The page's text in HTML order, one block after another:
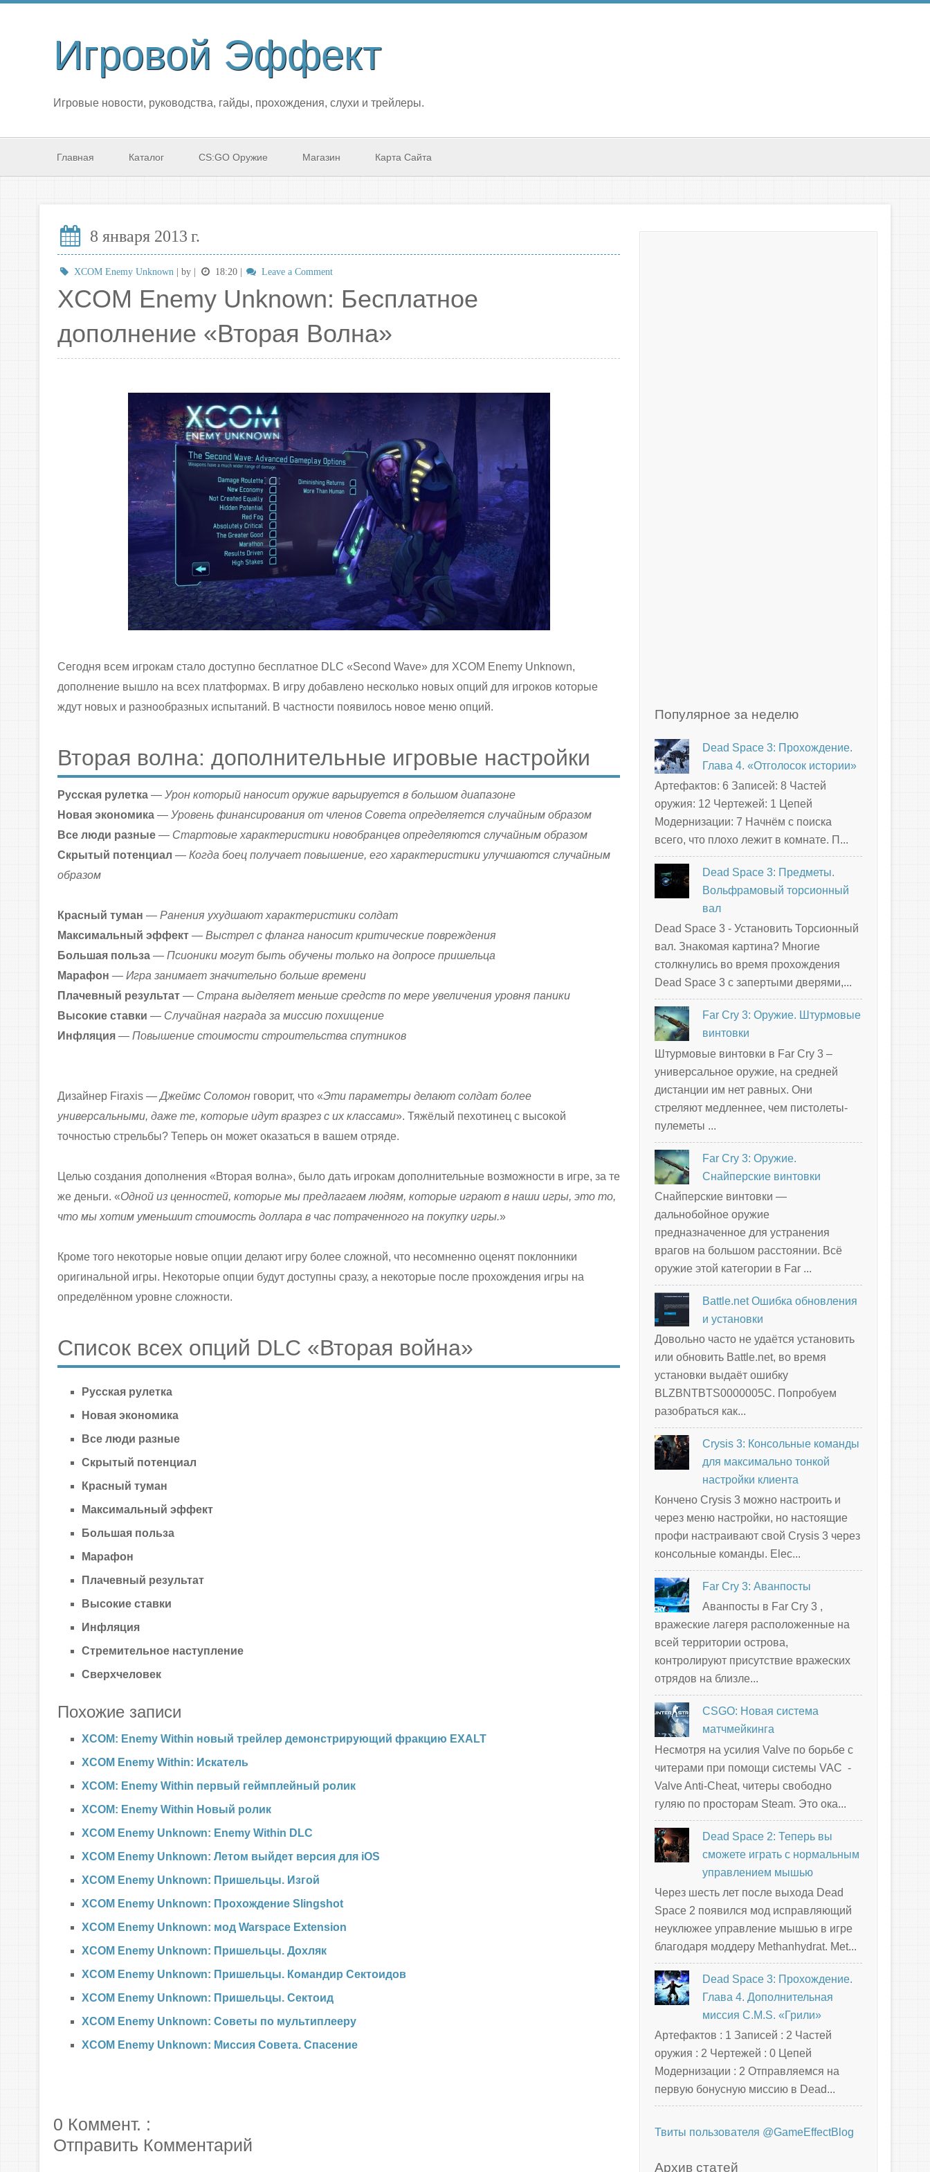
Игровой Эффект
Игровые новости, руководства, гайды, прохождения, слухи и трейлеры.
Главная Каталог CS:GO Оружие Магазин Карта Сайта
8 января 2013 г.
XCOM Enemy Unknown | by 18:20 Leave a Comment
XCOM Enemy Unknown: Бесплатное
дополнение «Вторая Волна»
Сегодня всем игрокам стало доступно бесплатное DLC «Second Wave» для XCOM Enemy Unknown,
дополнение вышло на всех платформах. В игру добавлено несколько новых опций для игроков которые
ждут новых и разнообразных испытаний. В частности появилось новое меню опций.
Вторая волна: дополнительные игровые настройки
Русская рулетка — Урон который наносит оружие варьируется в большом диапазоне
Новая экономика— Уровень финансирования от членов Совета определяется случайным образом
Все люди разные— Стартовые характеристики новобранцев определяются случайным образом
Скрытый потенциал — Когда боец получает повышение, его характеристики улучшаются случайным
образом
Красный туман — Ранения ухудшают характеристики солдат
Максимальный эффект— Выстрел с фланга наносит критические повреждения
Большая польза— Псионики могут быть обучены только на допросе пришельца
Марафон — Игра занимает значительно больше времени
Плачевный результат— Страна выделяет меньше средств по мере увеличения уровня паники
Высокие ставки — Случайная награда за миссию похищение
Инфляция— Повышение стоимости строительства спутников
Дизайнер Firaxis —Джеймс Соломонговорит, что «Эти параметры делают солдат более
универсальными, даже те, которые идут вразрез с их классами». Тяжёлый пехотинец с высокой
точностью стрельбы? Теперь он может оказаться в вашем отряде.
Целью создания дополнения «Вторая волна», было дать игрокам дополнительные возможности в игре, за те
же деньги. «Одной из ценностей, которые мы предлагаем людям, которые играют в наши игры, это то,
что мы хотим уменьшит стоимость доллара в час потраченного на покупку игры.»
Кроме того некоторые новые опции делают игру более сложной, что несомненно оценят поклонники
оригинальной игры. Некоторые опции будут доступны сразу, а некоторые после прохождения игры на
определённом уровне сложности.
Список всех опций DLC «Вторая война»
Русская рулетка
Новая экономика
Все люди разные
Скрытый потенциал
Красный туман
Максимальный эффект
Большая польза
Марафон
Плачевный результат
Высокие ставки
Инфляция
Стремительное наступление
Сверхчеловек
Похожие записи
XCOM: Enemy Within новый трейлер демонстрирующий фракцию EXALT
XCOM Enemy Within: Искатель
XCOM: Enemy Within первый геймплейный ролик
XCOM: Enemy Within Новый ролик
XCOM Enemy Unknown: Enemy Within DLC
XCOM Enemy Unknown: Летом выйдет версия для iOS
XCOM Enemy Unknown: Пришельцы. Изгой
XCOM Enemy Unknown: Прохождение Slingshot
XCOM Enemy Unknown: мод Warspace Extension
XCOM Enemy Unknown: Пришельцы. Дохляк
XCOM Enemy Unknown: Пришельцы. Командир Сектоидов
XCOM Enemy Unknown: Пришельцы. Сектоид
XCOM Enemy Unknown: Советы по мультиплееру
XCOM Enemy Unknown: Миссия Совета. Спасение
0 Коммент. :
Отправить Комментарий
Популярное за неделю
Dead Space 3: Прохождение.
Глава 4. «Отголосок истории»
Артефактов: 6 Записей: 8 Частей
оружия: 12 Чертежей: 1 Цепей
Модернизации: 7 Начнём с поиска
всего, что плохо лежит в комнате. П...
Dead Space 3: Предметы.
Вольфрамовый торсионный
вал
Dead Space 3 - Установить Торсионный
вал. Знакомая картина? Многие
столкнулись во время прохождения
Dead Space 3 с запертыми дверями,...
Far Cry 3: Оружие. Штурмовые
винтовки
Штурмовые винтовки в Far Cry 3 –
универсальное оружие, на средней
дистанции им нет равных. Они
стреляют медленнее, чем пистолеты-
пулеметы ...
Far Cry 3: Оружие.
Снайперские винтовки
Снайперские винтовки —
дальнобойное оружие
предназначенное для устранения
врагов на большом расстоянии. Всё
оружие этой категории в Far ...
Battle.net Ошибка обновления
и установки
Довольно часто не удаётся установить
или обновить Battle.net, во время
установки выдаёт ошибку
BLZBNTBTS0000005C. Попробуем
разобраться как...
Crysis 3: Консольные команды
для максимально тонкой
настройки клиента
Кончено Crysis 3 можно настроить и
через меню настройки, но настоящие
профи настраивают свой Crysis 3 через
консольные команды. Elec...
Far Cry 3: Аванпосты
Аванпосты в Far Cry 3 ,
вражеские лагеря расположенные на
всей территории острова,
контролируют присутствие вражеских
отрядов на близле...
CSGO: Новая система
матчмейкинга
Несмотря на усилия Valve по борьбе с
читерами при помощи системы VAC -
Valve Anti-Cheat, читеры свободно
гуляю по просторам Steam. Это ока...
Dead Space 2: Теперь вы
сможете играть с нормальным
управлением мышью
Через шесть лет после выхода Dead
Space 2 появился мод исправляющий
неуклюжее управление мышью в игре
благодаря моддеру Methanhydrat. Met...
Dead Space 3: Прохождение.
Глава 4. Дополнительная
миссия C.M.S. «Грили»
Артефактов : 1 Записей : 2 Частей
оружия : 2 Чертежей : 0 Цепей
Модернизации : 2 Отправляемся на
первую бонусную миссию в Dead...
Твиты пользователя @GameEffectBlog
Архив статей